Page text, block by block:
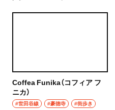
Coffea Funika（コフィア フ
ニカ）
#世田谷線 #豪徳寺
#街歩き